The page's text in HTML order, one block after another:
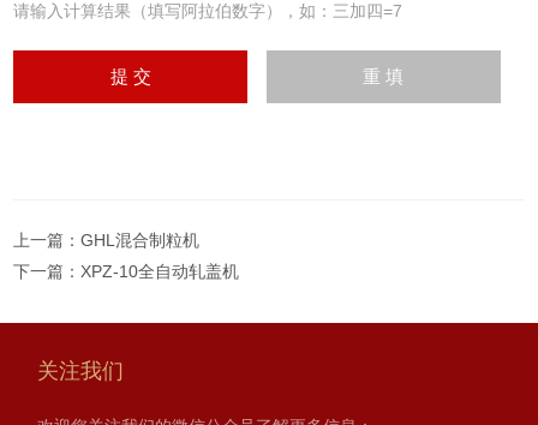
请输入计算结果（填写阿拉伯数字），如：三加四=7
上一篇：GHL混合制粒机
下一篇：XPZ-10全自动轧盖机
关注我们